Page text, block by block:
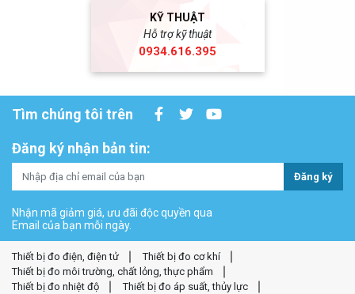
KỸ THUẬT
Hỗ trợ kỹ thuật
0934.616.395
Tìm chúng tôi trên
Đăng ký nhận bản tin:
Đăng ký
Nhận mã giảm giá, ưu đãi độc quyền qua
Email của bạn mỗi ngày.
Thiết bị đo điện, điện tử
Thiết bị đo cơ khí
Thiết bị đo môi trường, chất lỏng, thực phẩm
Thiết bị đo nhiệt độ
Thiết bị đo áp suất, thủy lực